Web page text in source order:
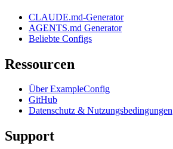
CLAUDE.md-Generator
AGENTS.md Generator
Beliebte Configs
Ressourcen
Über ExampleConfig
GitHub
Datenschutz & Nutzungsbedingungen
Support